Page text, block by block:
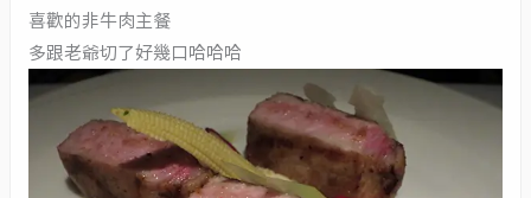
喜歡的非牛肉主餐
多跟老爺切了好幾口哈哈哈